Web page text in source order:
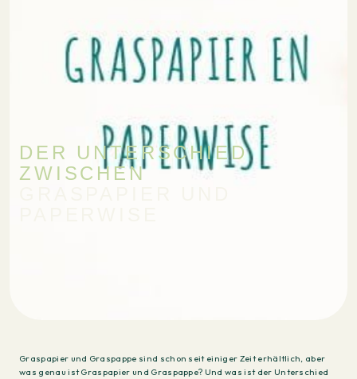
DER UNTERSCHIED
ZWISCHEN
Graspapier und Graspappe sind schon seit einiger Zeit erhältlich, aber
was genau ist Graspapier und Graspappe? Und was ist der Unterschied